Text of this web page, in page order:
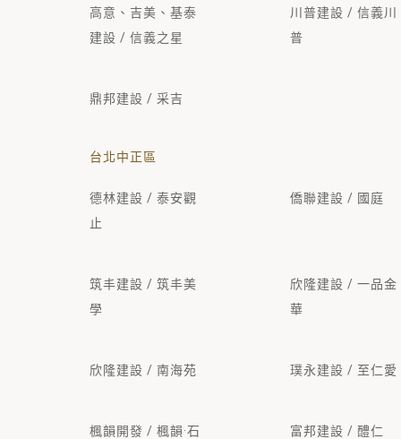
高意、吉美、基泰
建設 / 信義之星
川普建設 / 信義川
普
鼎邦建設 / 采吉
台北中正區
德林建設 / 泰安觀
止
僑聯建設 / 國庭
筑丰建設 / 筑丰美
學
欣隆建設 / 一品金
華
欣隆建設 / 南海苑 璞永建設 / 至仁愛
楓韻開發 / 楓韻·石 富邦建設 / 醴仁